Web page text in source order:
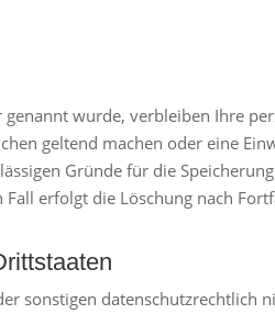
wurde, verbleiben Ihre
geltend machen oder eine
Gründe für die
erfolgt die Löschung nach
sonstigen datenschutzrechtlich